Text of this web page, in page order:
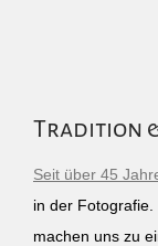
Tradition
Seit über 45
in der
machen uns zu